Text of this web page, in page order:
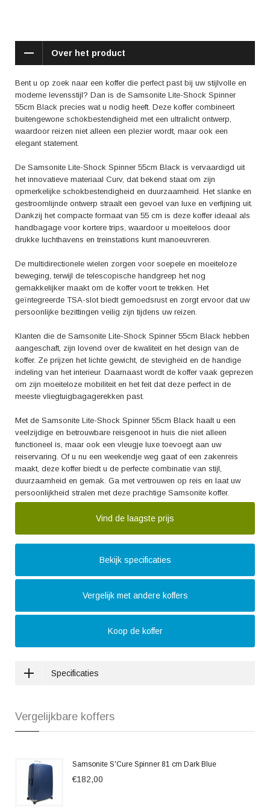
veelzijdige en betrouwbare reisgenoot in huis die niet alleen functioneel
is, maar ook een vleugje luxe toevoegt aan uw reiservaring. Of u nu een
weekendje weg gaat of een zakenreis maakt, deze koffer biedt u de
perfecte combinatie van stijl, duurzaamheid en gemak. Ga met
vertrouwen op reis en laat uw persoonlijkheid stralen met deze prachtige
Samsonite koffer.
Over het product
Bent u op zoek naar een koffer die perfect past bij uw stijlvolle en
moderne levensstijl? Dan is de Samsonite Lite-Shock Spinner
55cm Black precies wat u nodig heeft. Deze koffer combineert
buitengewone schokbestendigheid met een ultralicht ontwerp,
waardoor reizen niet alleen een plezier wordt, maar ook een
elegant statement.
De Samsonite Lite-Shock Spinner 55cm Black is vervaardigd uit
het innovatieve materiaal Curv, dat bekend staat om zijn
opmerkelijke schokbestendigheid en duurzaamheid. Het slanke en
gestroomlijnde ontwerp straalt een gevoel van luxe en verfijning uit.
Dankzij het compacte formaat van 55 cm is deze koffer ideaal als
handbagage voor kortere trips, waardoor u moeiteloos door
drukke luchthavens en treinstations kunt manoeuvreren.
De multidirectionele wielen zorgen voor soepele en moeiteloze
beweging, terwijl de telescopische handgreep het nog
gemakkelijker maakt om de koffer voort te trekken. Het
geïntegreerde TSA-slot biedt gemoedsrust en zorgt ervoor dat uw
persoonlijke bezittingen veilig zijn tijdens uw reizen.
Klanten die de Samsonite Lite-Shock Spinner 55cm Black hebben
aangeschaft, zijn lovend over de kwaliteit en het design van de
koffer. Ze prijzen het lichte gewicht, de stevigheid en de handige
indeling van het interieur. Daarnaast wordt de koffer vaak geprezen
om zijn moeiteloze mobiliteit en het feit dat deze perfect in de
meeste vliegtuigbagagerekken past.
Met de Samsonite Lite-Shock Spinner 55cm Black haalt u een
veelzijdige en betrouwbare reisgenoot in huis die niet alleen
functioneel is, maar ook een vleugje luxe toevoegt aan uw
reiservaring. Of u nu een weekendje weg gaat of een zakenreis
maakt, deze koffer biedt u de perfecte combinatie van stijl,
duurzaamheid en gemak. Ga met vertrouwen op reis en laat uw
persoonlijkheid stralen met deze prachtige Samsonite koffer.
Vind de laagste prijs
Bekijk specificaties
Vergelijk met andere koffers
Koop de koffer
Specificaties
Vergelijkbare koffers
Samsonite S'Cure Spinner 81 cm Dark Blue
€182,00